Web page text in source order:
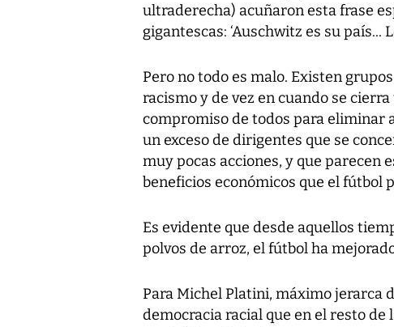
ultraderecha) acuñaron esta frase
gigantescas: ‘Auschwitz es su país...
Pero no todo es malo. Existen
racismo y de vez en cuando se
compromiso de todos para eliminar
un exceso de dirigentes que se
muy pocas acciones, y que parecen
beneficios económicos que el fútbol
Es evidente que desde aquellos
polvos de arroz, el fútbol ha
Para Michel Platini, máximo jerarca
democracia racial que en el resto de